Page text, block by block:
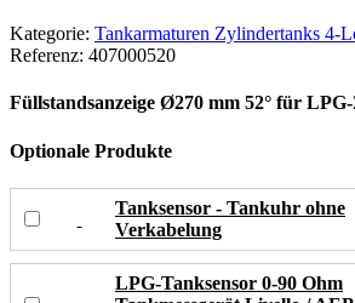
Kategorie: Tankarmaturen Zylindertanks 4-
Referenz: 407000520
Füllstandsanzeige Ø270 mm 52° für
Optionale Produkte
Tanksensor - Tankuhr ohne
Verkabelung
LPG-Tanksensor 0-90 Ohm